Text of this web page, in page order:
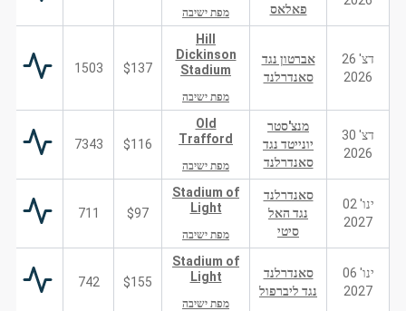
פאלאס מפת ישיבה
דצ' 26
2026
אברטון נגד
סאנדרלנד
Hill
Dickinson
Stadium
מפת ישיבה
$137
1503
דצ' 30
2026
מנצ'סטר
יונייטד נגד
סאנדרלנד
Old
Trafford
מפת ישיבה
$116
7343
ינו' 02
2027
סאנדרלנד
נגד האל
סיטי
Stadium of
Light
מפת ישיבה
$97
711
ינו' 06
2027
סאנדרלנד
נגד ליברפול
Stadium of
Light
מפת ישיבה
$155
742